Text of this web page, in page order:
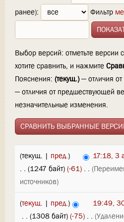
ранее):
Фильтр
Выбор версий: отметьте версии
хотите сравнить, и нажмите
Пояснения: (текущ.)— отличия
— отличия от предшествующей
незначительные изменения.
(текущ. | пред.) 17:18, 3
. . (1247 байт) (-61) . .
источников)
(текущ. | пред.) 19:49,
. . (1308 байт) (-75) . .